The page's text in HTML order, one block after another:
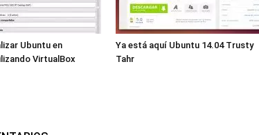
Ubuntu en
VirtualBox
Ya está aquí Ubuntu 14.04 Trusty
Tahr